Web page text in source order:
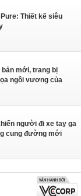
Thiết kế siêu
bản mới, trang bị
ngôi vương của
người đi xe tay ga
cung đường mới